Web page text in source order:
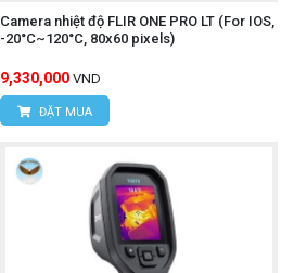
Camera nhiệt độ FLIR ONE PRO LT (For IOS,
-20°C~120°C, 80x60 pixels)
9,330,000 VND
ĐẶT MUA